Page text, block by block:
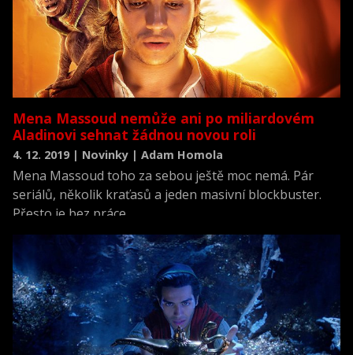
Mena Massoud nemůže ani po miliardovém
Aladinovi sehnat žádnou novou roli
4. 12. 2019 | Novinky | Adam Homola
Mena Massoud toho za sebou ještě moc nemá. Pár
seriálů, několik kraťasů a jeden masivní blockbuster.
Přesto je bez práce.